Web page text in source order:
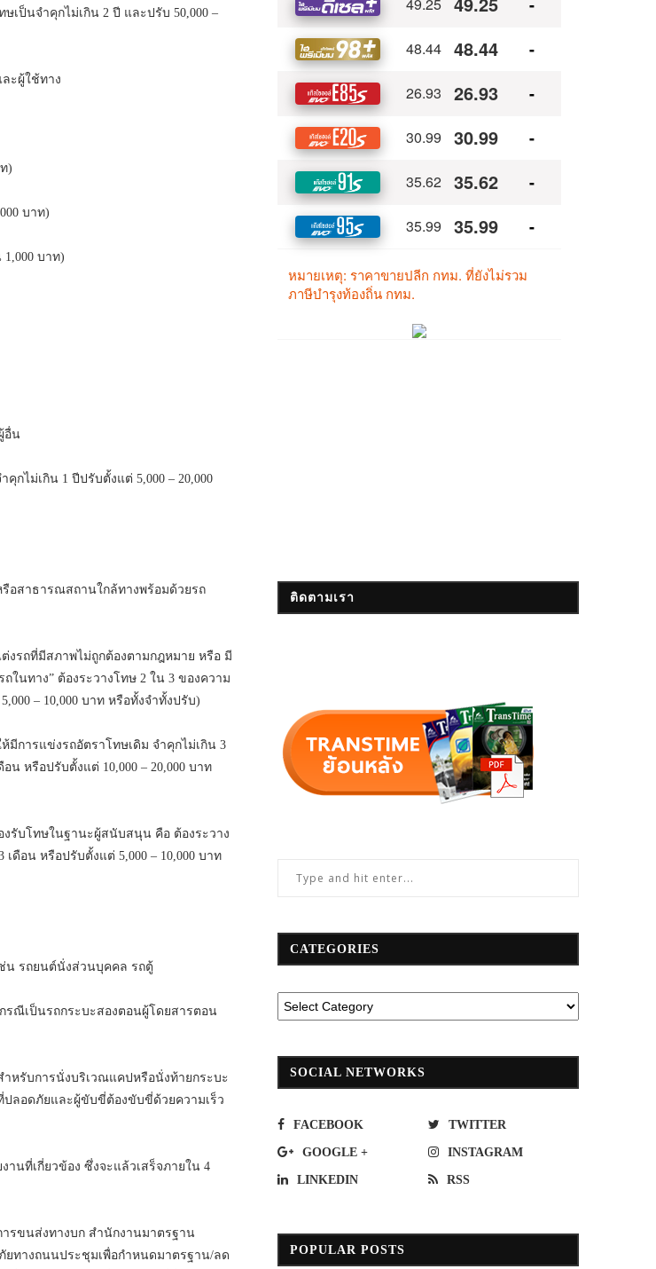
ป็นจำคุกไม่เกิน 2 ปี และปรับ 50,000 –
ะผู้ใช้ทาง
)
บาท)
บาท)
อื่น
ม่เกิน 1 ปีปรับตั้งแต่ 5,000 – 20,000
สาธารณสถานใกล้ทางพร้อมด้วยรถ
ถที่มีสภาพไม่ถูกต้องตามกฎหมาย หรือ มี
ในทาง” ต้องระวางโทษ 2 ใน 3 ของความ
– 10,000 บาท หรือทั้งจำทั้งปรับ)
ารแข่งรถอัตราโทษเดิม จำคุกไม่เกิน 3
น หรือปรับตั้งแต่ 10,000 – 20,000 บาท
บโทษในฐานะผู้สนับสนุน คือ ต้องระวาง
ดือน หรือปรับตั้งแต่ 5,000 – 10,000 บาท
รถยนต์นั่งส่วนบุคคล รถตู้
เป็นรถกระบะสองตอนผู้โดยสารตอน
หรับการนั่งบริเวณแคปหรือนั่งท้ายกระบะ
ลอดภัยและผู้ขับขี่ต้องขับขี่ด้วยความเร็ว
นที่เกี่ยวข้อง ซึ่งจะแล้วเสร็จภายใน 4
ารขนส่งทางบก สำนักงานมาตรฐาน
ยทางถนนประชุมเพื่อกำหนดมาตรฐาน/ลด
ติดตามเรา
CATEGORIES
SOCIAL NETWORKS
FACEBOOK TWITTER
GOOGLE + INSTAGRAM
LINKEDIN RSS
POPULAR POSTS